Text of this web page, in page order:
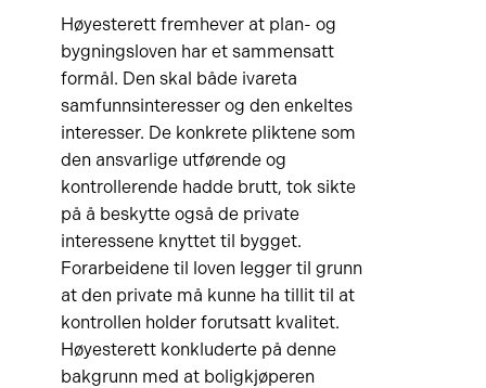
Høyesterett fremhever at plan- og
bygningsloven har et sammensatt
formål. Den skal både ivareta
samfunnsinteresser og den enkeltes
interesser. De konkrete pliktene som
den ansvarlige utførende og
kontrollerende hadde brutt, tok sikte
på å beskytte også de private
interessene knyttet til bygget.
Forarbeidene til loven legger til grunn
at den private må kunne ha tillit til at
kontrollen holder forutsatt kvalitet.
Høyesterett konkluderte på denne
bakgrunn med at boligkjøperen